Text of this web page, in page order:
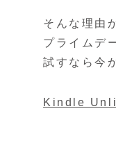
そんな理由
プライムデ
試すなら今
Kindle